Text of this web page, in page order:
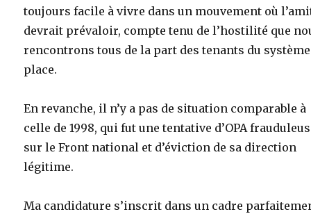
toujours facile à vivre dans un mouvement où
devrait prévaloir, compte tenu de l’hostilité que
rencontrons tous de la part des tenants du
place.
En revanche, il n’y a pas de situation comparable à
celle de 1998, qui fut une tentative d’OPA
sur le Front national et d’éviction de sa direction
légitime.
Ma candidature s’inscrit dans un cadre